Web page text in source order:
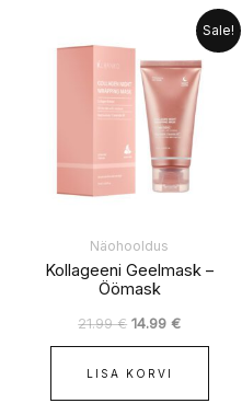
Sale!
Näohooldus
Kollageeni Geelmask –
Öömask
21.99€
oli:
21.99 €.
14.99€
Praegune
hind
on:
14.99 €.
LISA KORVI